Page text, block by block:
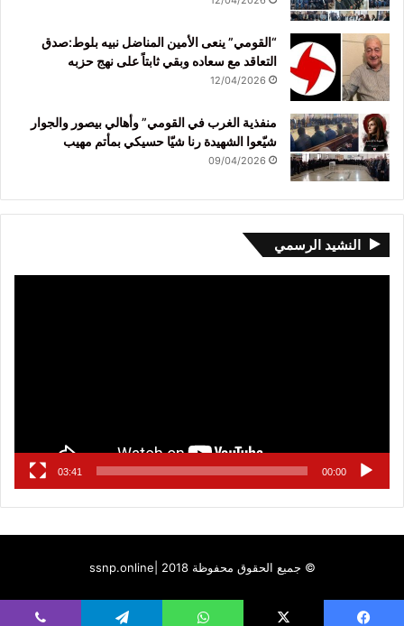
“القومي” ينعى الأمين المناضل نبيه بلوط:صدق
التعاقد مع سعاده وبقي ثابتاً على نهج حزبه
12/04/2026
منفذية الغرب في القومي” وأهالي بيصور والجوار
شيّعوا الشهيدة رنا شيّا حسيكي بمأتم مهيب
09/04/2026
النشيد الرسمي
00:00
03:41
© جميع الحقوق محفوظة 2018 | ssnp.online